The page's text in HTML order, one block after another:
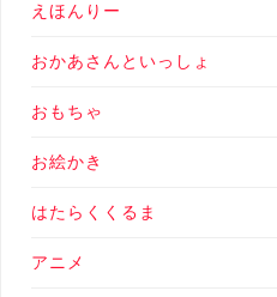
えほんりー
おかあさんといっしょ
おもちゃ
お絵かき
はたらくくるま
アニメ